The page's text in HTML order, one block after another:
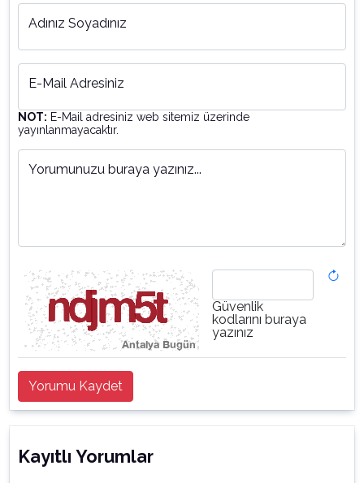
Adınız Soyadınız
E-Mail Adresiniz
NOT: E-Mail adresiniz web sitemiz üzerinde
yayınlanmayacaktır.
Yorumunuzu buraya yazınız...
Güvenlik
kodlarını buraya
yazınız
Yorumu Kaydet
Kayıtlı Yorumlar